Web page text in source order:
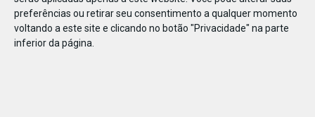
preferências ou retirar seu consentimento a qualquer momento
voltando a este site e clicando no botão "Privacidade" na parte
inferior da página.